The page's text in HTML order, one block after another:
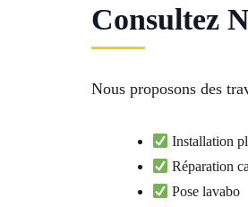
Consultez
Nous proposons des
Installation
Réparation
Pose lavabo